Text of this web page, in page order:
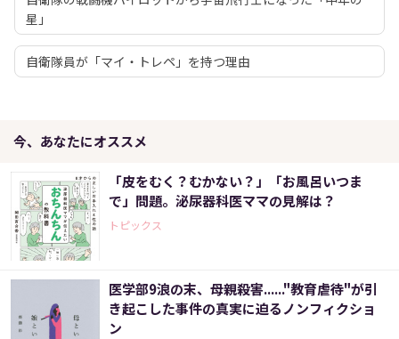
星」
自衛隊員が「マイ・トレペ」を持つ理由
今、あなたにオススメ
「皮をむく？むかない？」「お風呂いつま
で」問題。泌尿器科医ママの見解は？
トピックス
医学部9浪の末、母親殺害......"教育虐待"が引
き起こした事件の真実に迫るノンフィクショ
ン